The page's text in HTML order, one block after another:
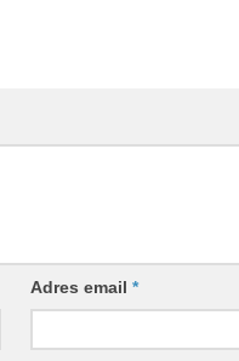
Adres email*